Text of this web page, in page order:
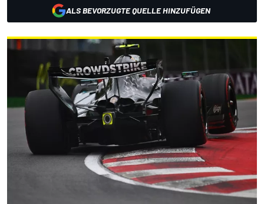
ALS BEVORZUGTE QUELLE HINZUFÜGEN